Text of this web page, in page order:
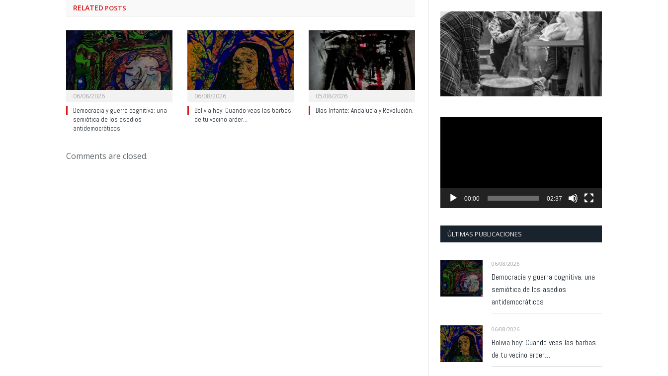
RELATED POSTS
06/08/2026
Democracia y guerra cognitiva: una
semiótica de los asedios
antidemocráticos
06/08/2026
Bolivia hoy: Cuando veas las barbas
de tu vecino arder…
05/08/2026
Blas Infante: Andalucía y Revolución.
Comments are closed.
00:00 02:37
ÚLTIMAS PUBLICACIONES
06/08/2026
Democracia y guerra cognitiva: una
semiótica de los asedios
antidemocráticos
06/08/2026
Bolivia hoy: Cuando veas las barbas
de tu vecino arder…